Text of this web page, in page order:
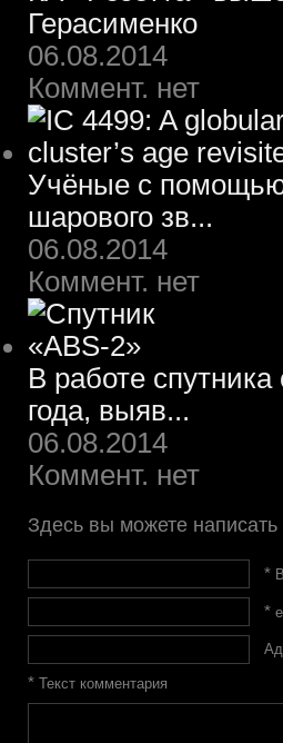
Герасименко
06.08.2014
Коммент. нет
Учёные с помощью
шарового зв...
06.08.2014
Коммент. нет
В работе
года, выяв...
06.08.2014
Коммент. нет
Здесь вы можете написать
*
*
* Текст комментария